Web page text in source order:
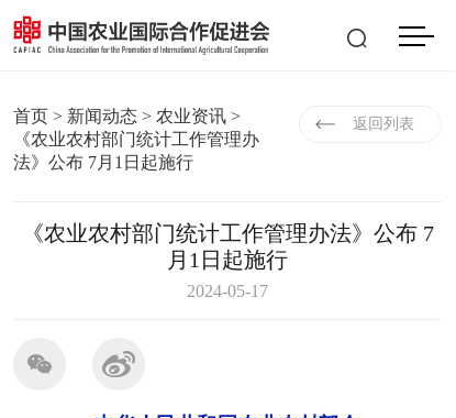
EN
首页 > 新闻动态 >农业资讯 >
《农业农村部门统计工作管理办
法》公布 7月1日起施行
返回列表
《农业农村部门统计工作管理办法》公布 7
月1日起施行
2024-05-17